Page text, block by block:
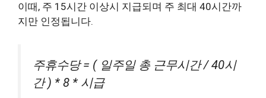
이때, 주 15시간 이상시 지급되며 주 최대 40시간까
지만 인정됩니다.
주휴수당 = ( 일주일 총 근무시간 / 40시
간 ) * 8 * 시급